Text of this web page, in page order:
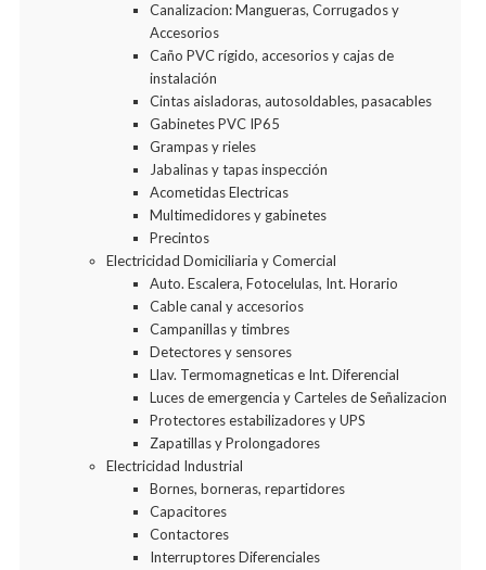
Canalizacion: Mangueras, Corrugados y
Accesorios
Caño PVC rígido, accesorios y cajas de
instalación
Cintas aisladoras, autosoldables, pasacables
Gabinetes PVC IP65
Grampas y rieles
Jabalinas y tapas inspección
Acometidas Electricas
Multimedidores y gabinetes
Precintos
Electricidad Domiciliaria y Comercial
Auto. Escalera, Fotocelulas, Int. Horario
Cable canal y accesorios
Campanillas y timbres
Detectores y sensores
Llav. Termomagneticas e Int. Diferencial
Luces de emergencia y Carteles de Señalizacion
Protectores estabilizadores y UPS
Zapatillas y Prolongadores
Electricidad Industrial
Bornes, borneras, repartidores
Capacitores
Contactores
Interruptores Diferenciales